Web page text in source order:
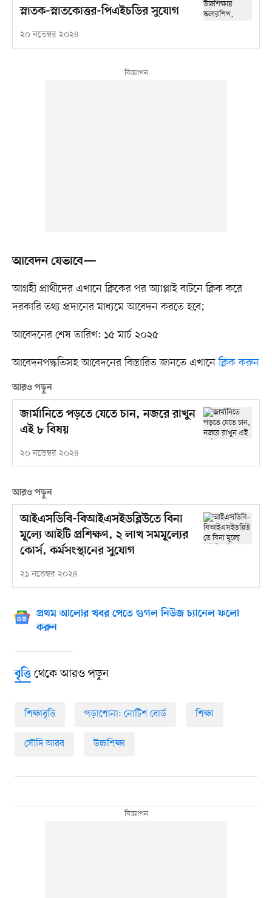
স্নাতক-স্নাতকোত্তর-পিএইচডির সুযোগ
২০ নভেম্বর ২০২৪
আবেদন যেভাবে—
আগ্রহী প্রার্থীদের এখানে ক্লিকের পর অ্যাপ্লাই বাটনে ক্লিক করে
দরকারি তথ্য প্রদানের মাধ্যমে আবেদন করতে হবে;
আবেদনের শেষ তারিখ: ১৫ মার্চ ২০২৫
আবেদনপদ্ধতিসহ আবেদনের বিস্তারিত জানতে এখানেক্লিক করুন
আরও পড়ুন
জার্মানিতে পড়তে যেতে চান, নজরে রাখুন
এই ৮ বিষয়
২০ নভেম্বর ২০২৪
আরও পড়ুন
আইএসডিবি-বিআইএসইডব্লিউতে বিনা
মূল্যে আইটি প্রশিক্ষণ, ২ লাখ সমমূল্যের
কোর্স, কর্মসংস্থানের সুযোগ
২১ নভেম্বর ২০২৪
প্রথম আলোর খবর পেতে গুগল নিউজ চ্যানেল ফলো
করুন
বৃত্তিথেকে আরও পড়ুন
শিক্ষাবৃত্তি পড়াশোনা: নোটিশ বোর্ড শিক্ষা
সৌদি আরব উচ্চশিক্ষা